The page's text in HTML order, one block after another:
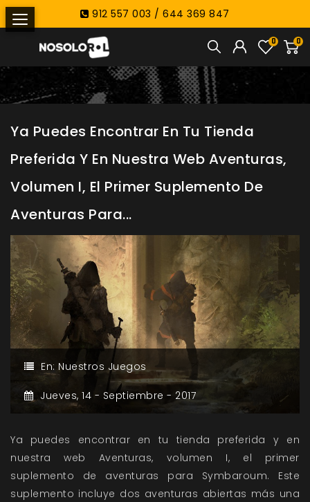
912 557 003 / 644 369 847
0
0
Ya Puedes Encontrar En Tu Tienda
Preferida Y En Nuestra Web Aventuras,
Volumen I, El Primer Suplemento De
Aventuras Para...
En: Nuestros Juegos
Jueves, 14 - Septiembre - 2017
Ya puedes encontrar en tu tienda preferida y en
nuestra web Aventuras, volumen I, el primer
suplemento de aventuras para Symbaroum. Este
suplemento incluye dos aventuras abiertas más una